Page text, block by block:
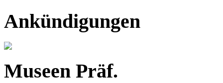
Ankündigungen
Museen Präf.